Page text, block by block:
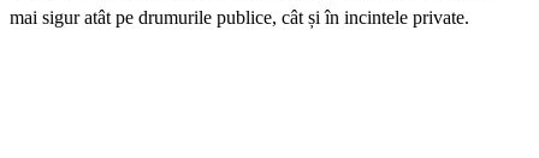
mai sigur atât pe drumurile publice, cât și în incintele private.